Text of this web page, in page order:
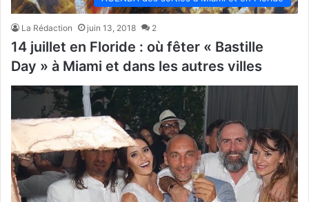
La Rédaction juin 13, 2018 2
14 juillet en Floride : où fêter « Bastille
Day » à Miami et dans les autres villes